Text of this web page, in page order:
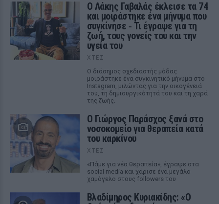
Ο Λάκης Γαβαλάς έκλεισε τα 74
και μοιράστηκε ένα μήνυμα που
συγκίνησε ‑ Τι έγραψε για τη
ζωή, τους γονείς του και την
υγεία του
ΧΤΕΣ
Ο διάσημος σχεδιαστής μόδας
μοιράστηκε ένα συγκινητικό μήνυμα στο
Instagram, μιλώντας για την οικογένειά
του, τη δημιουργικότητά του και τη χαρά
της ζωής.
O Γιώργος Παράσχος ξανά στο
νοσοκομείο για θεραπεία κατά
του καρκίνου
ΧΤΕΣ
«Πάμε για νέα θεραπεία», έγραψε στα
social media και χάρισε ένα μεγάλο
χαμόγελο στους followers του
Βλαδίμηρος Κυριακίδης: «Ο